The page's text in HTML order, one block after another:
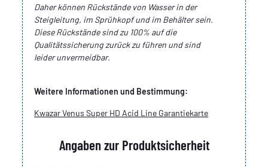
Daher können Rückstände von Wasser in der
Steigleitung, im Sprühkopf und im Behälter sein.
Diese Rückstände sind zu 100% auf die
Qualitätssicherung zurück zu führen und sind
leider unvermeidbar.
Weitere Informationen und Bestimmung:
Kwazar Venus Super HD Acid Line Garantiekarte
Angaben zur Produktsicherheit